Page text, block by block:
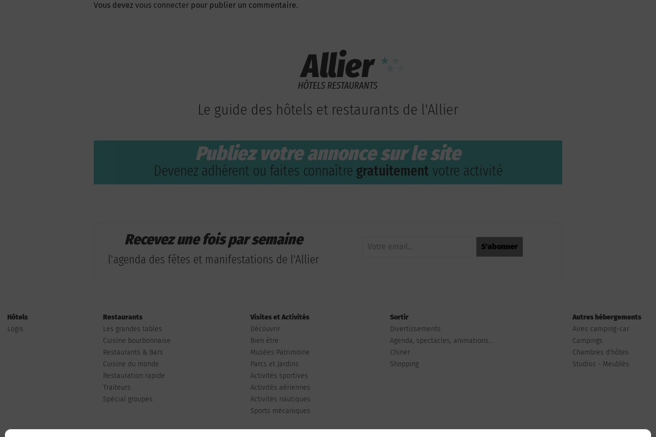
Vous devez vous connecter pour publier un commentaire.
Le guide des hôtels et restaurants de l'Allier
Publiez votre annonce sur le site
Devenez adhérent ou faites connaître gratuitement votre activité
Recevez une fois par semaine
l'agenda des fêtes et manifestations de l'Allier
Hôtels
Logis
Restaurants
Les grandes tables
Cuisine bourbonnaise
Restaurants & Bars
Cuisine du monde
Restauration rapide
Traiteurs
Spécial groupes
Visites et Activités
Découvrir
Bien être
Musées Patrimoine
Parcs et Jardins
Activités sportives
Activités aériennes
Activités nautiques
Sports mécaniques
Sortir
Divertissements
Agenda, spectacles, animations...
Chiner
Shopping
Autres hébergements
Aires camping-car
Campings
Chambres d'hôtes
Studios - Meublés